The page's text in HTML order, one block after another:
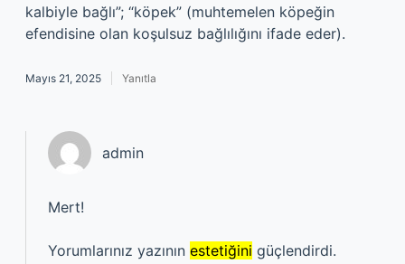
kalbiyle bağlı”; “köpek” (muhtemelen köpeğin
efendisine olan koşulsuz bağlılığını ifade eder).
Mayıs 21, 2025 Yanıtla
admin
Mert!
Yorumlarınız yazının estetiğini güçlendirdi.